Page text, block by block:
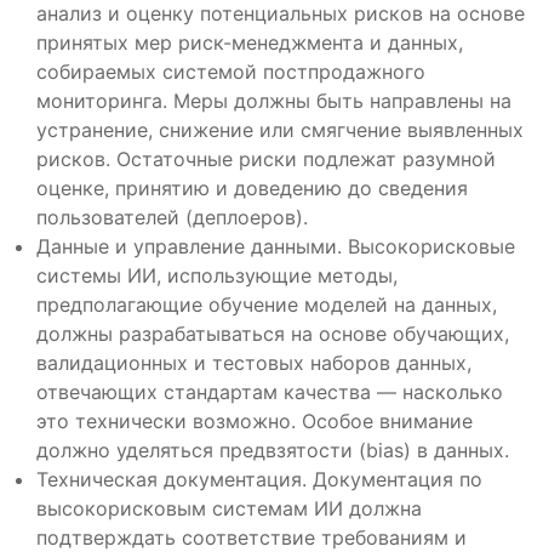
анализ и оценку потенциальных рисков на основе
принятых мер риск-менеджмента и данных,
собираемых системой постпродажного
мониторинга. Меры должны быть направлены на
устранение, снижение или смягчение выявленных
рисков. Остаточные риски подлежат разумной
оценке, принятию и доведению до сведения
пользователей (деплоеров).
Данные и управление данными. Высокорисковые
системы ИИ, использующие методы,
предполагающие обучение моделей на данных,
должны разрабатываться на основе обучающих,
валидационных и тестовых наборов данных,
отвечающих стандартам качества — насколько
это технически возможно. Особое внимание
должно уделяться предвзятости (bias) в данных.
Техническая документация. Документация по
высокорисковым системам ИИ должна
подтверждать соответствие требованиям и